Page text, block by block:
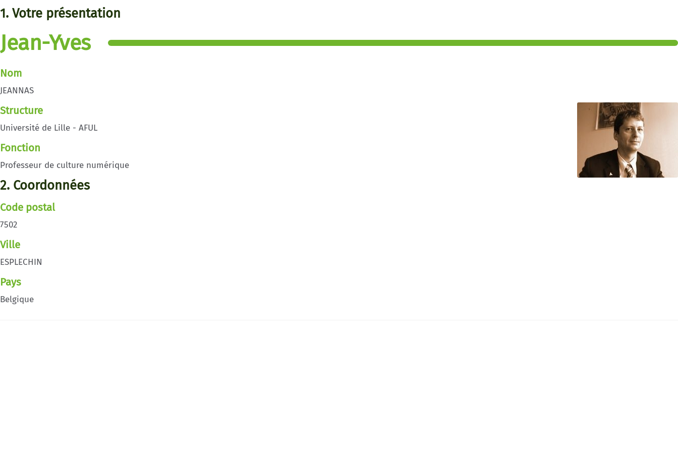
1. Votre présentation
Jean-Yves
Nom
JEANNAS
Structure
Université de Lille - AFUL
Fonction
Professeur de culture numérique
2. Coordonnées
Code postal
7502
Ville
ESPLECHIN
Pays
Belgique